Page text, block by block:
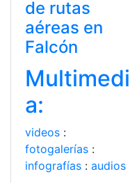
de rutas
aéreas en
Falcón
Multimedi
a:
videos :
fotogalerías :
infografías : audios